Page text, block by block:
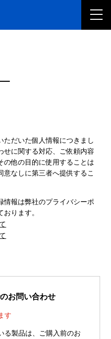
ただいた個人情報につきまし
せに関する対応、ご依頼内容
の他の目的に使用することは
意なしに第三者へ提供するこ
報は弊社のプライバシーポ
ります。
お問い合わせ
す
る製品は、ご購入前のお